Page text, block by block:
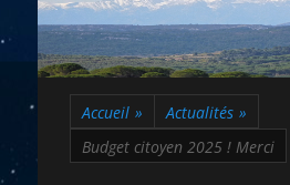
Accueil » Actualités »
Budget citoyen 2025 ! Merci